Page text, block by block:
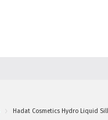
Hadat Cosmetics Hydro Liquid